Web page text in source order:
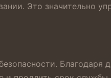
Это значительно
Благодаря